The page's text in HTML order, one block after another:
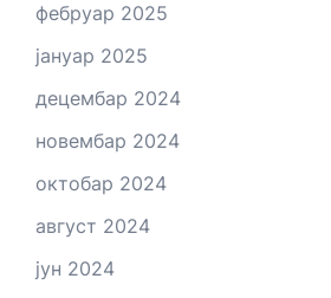
фебруар 2025
јануар 2025
децембар 2024
новембар 2024
октобар 2024
август 2024
јун 2024